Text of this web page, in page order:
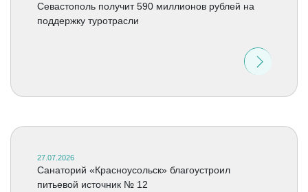
Севастополь получит 590 миллионов рублей на
поддержку туротрасли
27.07.2026
Санаторий «Красноусольск» благоустроил
питьевой источник № 12